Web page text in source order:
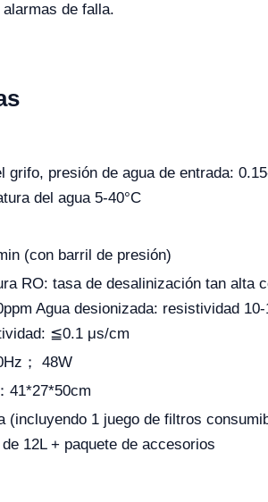
de falla.
grifo, presión de agua de entrada:
del agua 5-40°C
(con barril de presión)
RO: tasa de desalinización tan alta
Agua desionizada: resistividad
≦0.1 μs/cm
； 48W
41*27*50cm
(incluyendo 1 juego de filtros
12L + paquete de accesorios